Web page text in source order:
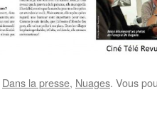
Dans la presse, Nuages. Vous